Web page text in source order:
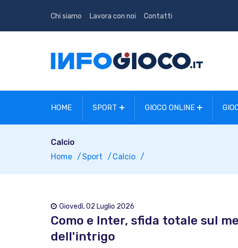
Chi siamo Lavora con noi Contatti
HOME SPORT GIOCO ONLINE
Calcio
Home
Sport Calcio
Giovedì, 02 Luglio 2026
Como e Inter, sfida totale sul
dell'intrigo